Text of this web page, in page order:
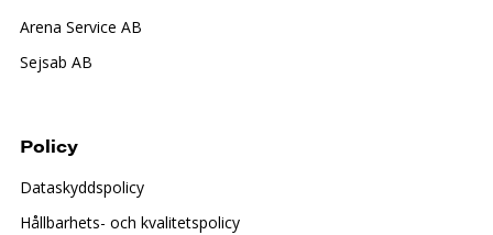
Arena Service AB
Sejsab AB
Policy
Dataskyddspolicy
Hållbarhets- och kvalitetspolicy